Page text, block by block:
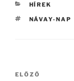
KATEGÓRIÁK
HÍREK
CÍMKÉK
NÁVAY-NAP
Bejegyzés
Korábbi
ELŐZŐ